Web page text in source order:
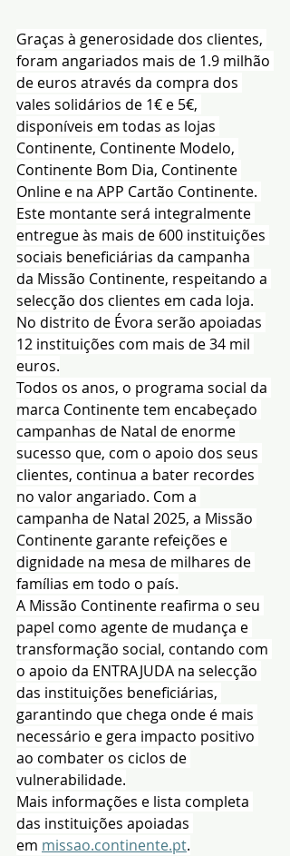
Graças à generosidade dos clientes,
foram angariados mais de 1.9 milhão
de euros através da compra dos
vales solidários de 1€ e 5€,
disponíveis em todas as lojas
Continente, Continente Modelo,
Continente Bom Dia, Continente
Online e na APP Cartão Continente.
Este montante será integralmente
entregue às mais de 600 instituições
sociais beneficiárias da campanha
da Missão Continente, respeitando a
selecção dos clientes em cada loja.
No distrito de Évora serão apoiadas
12 instituições com mais de 34 mil
euros.
Todos os anos, o programa social da
marca Continente tem encabeçado
campanhas de Natal de enorme
sucesso que, com o apoio dos seus
clientes, continua a bater recordes
no valor angariado. Com a
campanha de Natal 2025, a Missão
Continente garante refeições e
dignidade na mesa de milhares de
famílias em todo o país.
A Missão Continente reafirma o seu
papel como agente de mudança e
transformação social, contando com
o apoio da ENTRAJUDA na selecção
das instituições beneficiárias,
garantindo que chega onde é mais
necessário e gera impacto positivo
ao combater os ciclos de
vulnerabilidade.
Mais informações e lista completa
das instituições apoiadas
em missao.continente.pt.